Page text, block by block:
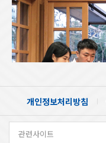
개인정보처리방침